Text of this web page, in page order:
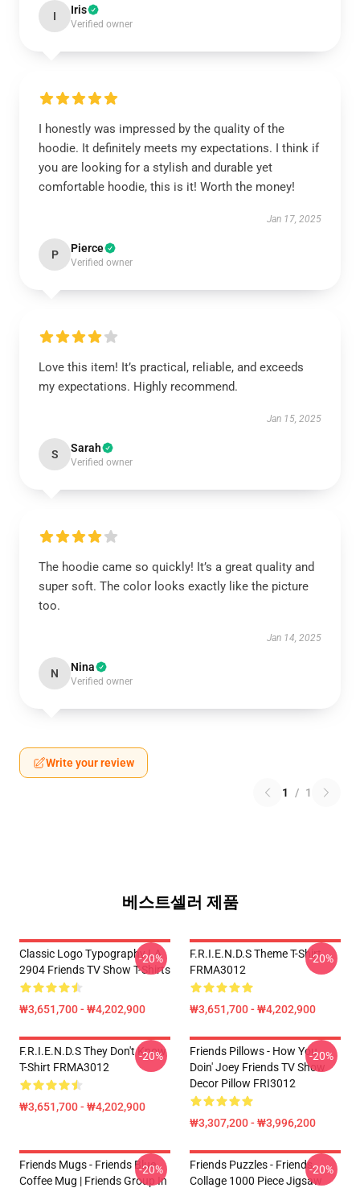
I Iris
Verified owner
I honestly was impressed by the quality of the
hoodie. It definitely meets my expectations. I think if
you are looking for a stylish and durable yet
comfortable hoodie, this is it! Worth the money!
Jan 17, 2025
P Pierce
Verified owner
Love this item! It’s practical, reliable, and exceeds
my expectations. Highly recommend.
Jan 15, 2025
S Sarah
Verified owner
The hoodie came so quickly! It’s a great quality and
super soft. The color looks exactly like the picture
too.
Jan 14, 2025
N Nina
Verified owner
Write your review
1 / 1
베스트셀러 제품
Classic Logo Typography LA
2904 Friends TV Show T-Shirts
₩3,651,700 - ₩4,202,900
-20%
F.R.I.E.N.D.S Theme T-Shirt
FRMA3012
₩3,651,700 - ₩4,202,900
-20%
F.R.I.E.N.D.S They Don't Know
T-Shirt FRMA3012
₩3,651,700 - ₩4,202,900
-20%
Friends Pillows - How You
Doin' Joey Friends TV Show
Decor Pillow FRI3012
₩3,307,200 - ₩3,996,200
-20%
Friends Mugs - Friends Blue
Coffee Mug | Friends Group In
-20%
Friends Puzzles - Friends
Collage 1000 Piece Jigsaw
-20%